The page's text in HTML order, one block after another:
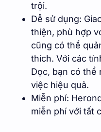
trội.
Dễ sử dụng:
thiện, phù hợp
cũng có thể
thích. Với các
Dọc, bạn có thể
việc hiệu quả.
Miễn phí:
miễn phí với tất